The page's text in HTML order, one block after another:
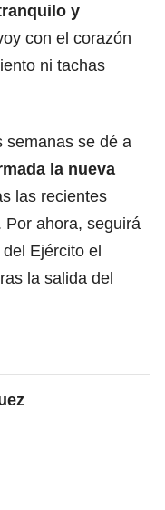
y
con el corazón
ni tachas
semanas se dé a
la nueva
las recientes
ahora, seguirá
Ejército el
la salida del